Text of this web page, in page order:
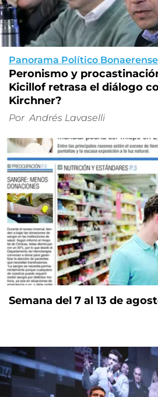
Panorama Político Bonaerense
Peronismo y
Kicillof retrasa el diálogo
Kirchner?
Por Andrés Lavaselli
Semana del 7 al 13 de